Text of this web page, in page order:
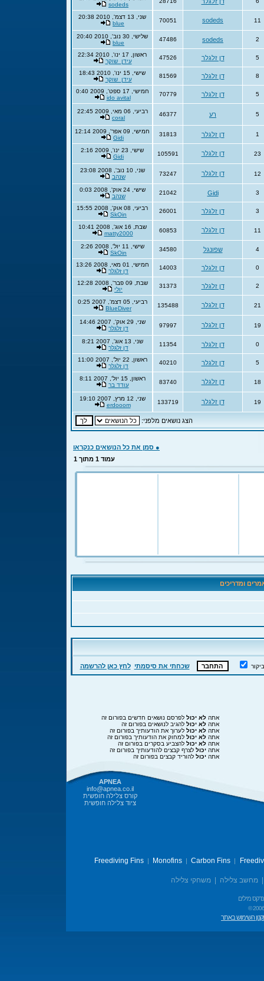
sodeds
11
sodeds
70051
שני, 13 דצמ', 2010 20:38
blue
2
sodeds
47486
שלישי, 30 נוב', 2010 20:40
blue
5 דן זלגלר 47526
ראשון, 17 ינו', 2010 22:34
עידן_שוקר
8 דן זלגלר 81569
שישי, 15 ינו', 2010 18:43
עידן_שוקר
5 דן זלגלר 70779
חמישי, 17 ספט', 2009 0:40
ido avital
5 רע 46377
רביעי, 06 מאי, 2009 22:45
coral
1 דן זלגלר 31813
חמישי, 09 אפר', 2009 12:14
Gidi
23 דן זלגלר 105591
שישי, 23 ינו', 2009 2:16
Gidi
12 דן זלגלר 73247
שני, 10 נוב', 2008 23:08
שנהב
3
Gidi
21042
שישי, 24 אוק', 2008 0:03
שנהב
3 דן זלגלר 26001
רביעי, 08 אוק', 2008 15:55
SkOin
11 דן זלגלר 60853
שבת, 16 אוג', 2008 10:41
matty2000
4 שפונגל 34580
שישי, 11 יול', 2008 2:26
SkOin
0 דן זלגלר 14003
חמישי, 01 מאי, 2008 13:26
דן זלגלר
2 דן זלגלר 31373
שבת, 09 פבר', 2008 12:28
יולי
21 דן זלגלר 135488
רביעי, 05 דצמ', 2007 0:25
BlueDiver
19 דן זלגלר 97997
שני, 29 אוק', 2007 14:46
דן זלגלר
0 דן זלגלר 11354
שני, 13 אוג', 2007 8:21
דן זלגלר
5 דן זלגלר 40210
ראשון, 22 יול', 2007 11:00
דן זלגלר
18 דן זלגלר 83740
ראשון, 15 יול', 2007 8:11
עודד בר
19 דן זלגלר 133719
שני, 12 מרץ, 2007 19:10
erdooom
הצג נושאים מלפני:
● סמן את כל הנושאים כנקראו
עמוד 1 מתוך 1
ומדריכים
שכחתי את סיסמתי לחץ כאן להרשמה
אתה לא יכול לפרסם נושאים חדשים בפורום זה
אתה לא יכול להגיב לנושאים בפורום זה
אתה לא יכול לערוך את הודעותיך בפורום זה
אתה לא יכול למחוק את הודעותיך בפורום זה
אתה לא יכול להצביע בסקרים בפורום זה
אתה יכול לצרף קבצים להודעותיך בפורום זה
אתה יכול להוריד קבצים בפורום זה
APNEA
info@apnea.co.il
קורס צלילה חופשית
ציוד צלילה חופשית
Freediving Fins| Monofins| Carbon Fins|
מחשב צלילה משחקי צלילה
מילים
©
השימוש באתר